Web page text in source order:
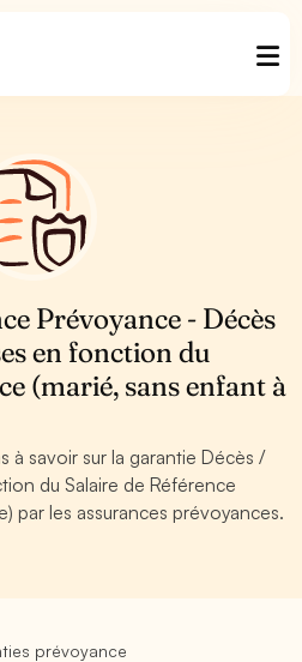
Prévoyance - Décès
en fonction du
(marié, sans enfant à
à savoir sur la garantie Décès /
du Salaire de Référence
par les assurances prévoyances.
prévoyance